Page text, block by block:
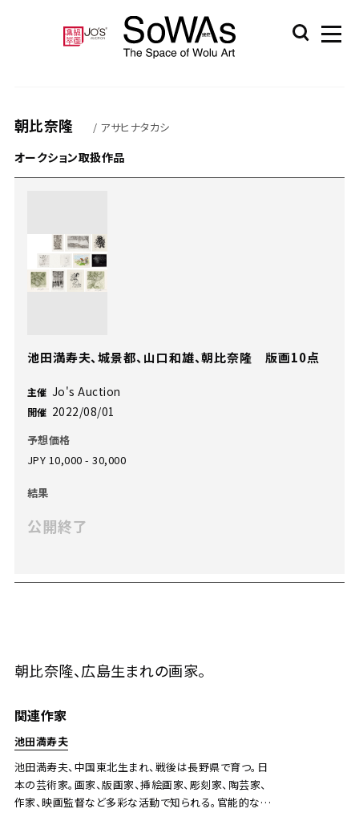
朝比奈隆 / アサヒナタカシ
朝比奈隆、広島生まれの画家。
関連作家
池田満寿夫
池田満寿夫、中国東北生まれ、戦後は長野県で育つ。日
本の芸術家。画家、版画家、挿絵画家、彫刻家、陶芸家、
作家、映画監督など多彩な活動で知られる。官能的な作
オークション取扱作品
池田満寿夫、城景都、山口和雄、朝比奈隆 版画10点
主催 Jo's Auction
開催 2022/08/01
予想価格
JPY 10,000 - 30,000
結果
公開終了